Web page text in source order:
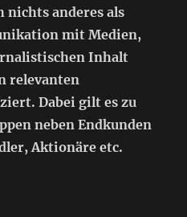
nichts anderes als
mit Medien,
Inhalt
relevanten
Dabei gilt es zu
neben Endkunden
Aktionäre etc.